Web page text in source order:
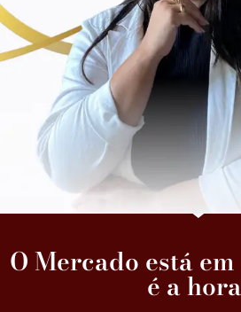
O Mercado está
é a